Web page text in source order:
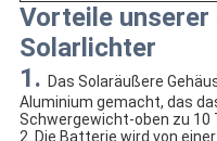
Vorteile
Solarlichter
1. Das Solaräußere
Aluminium gemacht, das
Schwergewicht-oben zu 10
2. Die Batterie wird von